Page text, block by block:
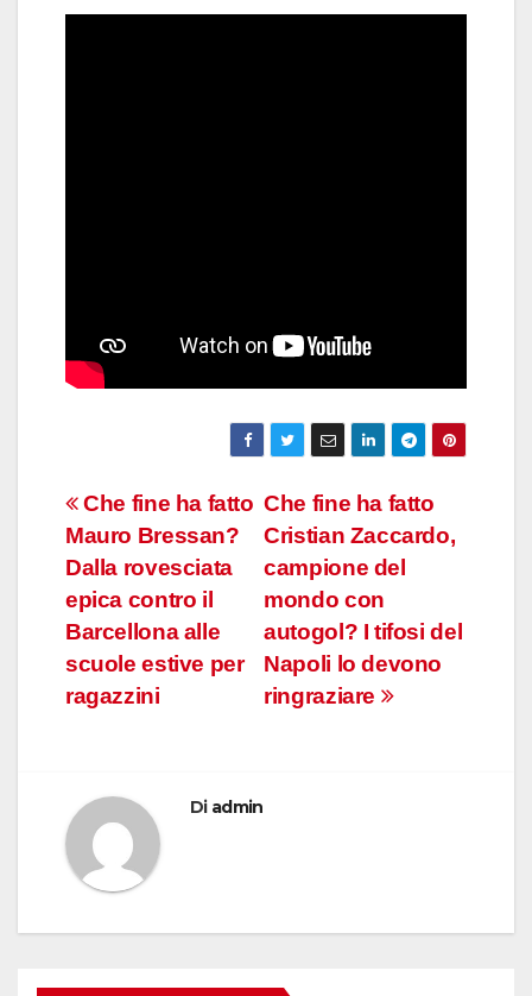
Navigazione
articoli
Che fine ha fatto
Cristian Zaccardo,
campione del
mondo con
autogol? I tifosi del
Napoli lo devono
ringraziare
Che fine ha fatto
Mauro Bressan?
Dalla rovesciata
epica contro il
Barcellona alle
scuole estive per
ragazzini
Di admin